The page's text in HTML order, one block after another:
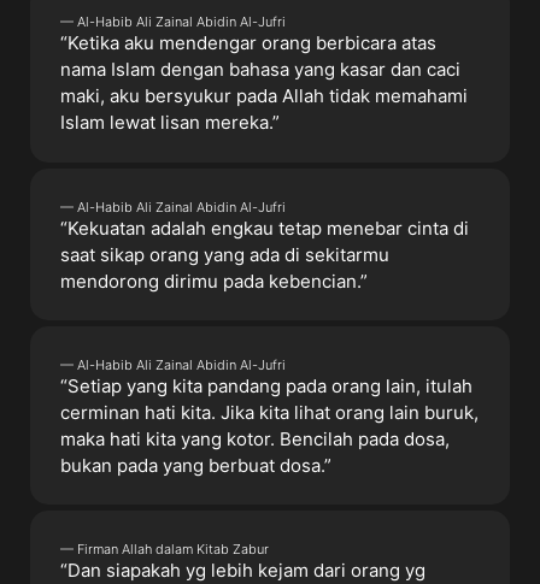
— Al-Habib Ali Zainal Abidin Al-Jufri
“Ketika aku mendengar orang berbicara atas
nama Islam dengan bahasa yang kasar dan caci
maki, aku bersyukur pada Allah tidak memahami
Islam lewat lisan mereka.”
— Al-Habib Ali Zainal Abidin Al-Jufri
“Kekuatan adalah engkau tetap menebar cinta di
saat sikap orang yang ada di sekitarmu
mendorong dirimu pada kebencian.”
— Al-Habib Ali Zainal Abidin Al-Jufri
“Setiap yang kita pandang pada orang lain, itulah
cerminan hati kita. Jika kita lihat orang lain buruk,
maka hati kita yang kotor. Bencilah pada dosa,
bukan pada yang berbuat dosa.”
— Firman Allah dalam Kitab Zabur
“Dan siapakah yg lebih kejam dari orang yg